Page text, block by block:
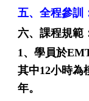
五、全程參訓
六、課程規範
1、學員於
其中12小時為
年。